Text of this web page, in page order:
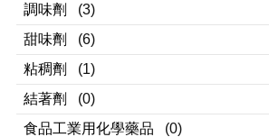
調味劑
(3)
甜味劑
(6)
粘稠劑
(1)
結著劑
(0)
食品工業用化學藥品
(0)